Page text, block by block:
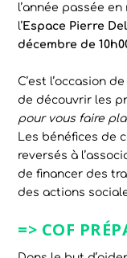
l’année passée
l’Espace Pierre
décembre de
C’est l’occasion
de découvrir les
pour vous faire
Les bénéfices de
reversés à
de financer des
des actions
=> COF